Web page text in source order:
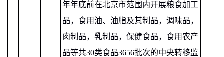
年年底前在北京市范围内开展粮食加工
品，食用油、油脂及其制品，调味品，
肉制品，乳制品，保健食品，食用农产
品等共30类食品3656批次的中央转移监